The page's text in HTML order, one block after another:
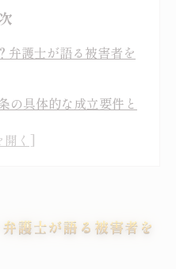
弁護士が語る被害者を
の具体的な成立要件と
介
に向けた対策法と法
護士が語る被害者を